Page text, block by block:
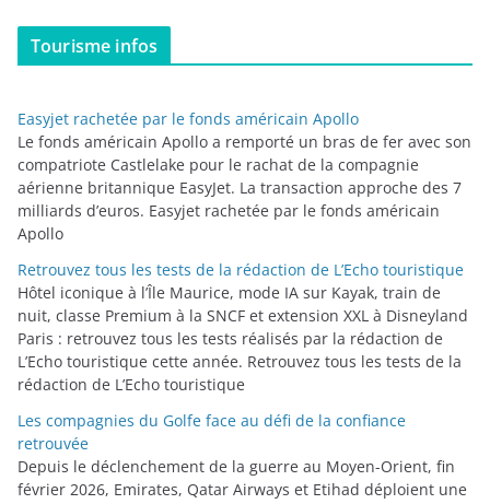
t
r
i
e
s
Tourisme infos
Easyjet rachetée par le fonds américain Apollo
Le fonds américain Apollo a remporté un bras de fer avec son
compatriote Castlelake pour le rachat de la compagnie
aérienne britannique EasyJet. La transaction approche des 7
milliards d’euros. Easyjet rachetée par le fonds américain
Apollo
Retrouvez tous les tests de la rédaction de L’Echo touristique
Hôtel iconique à l’Île Maurice, mode IA sur Kayak, train de
nuit, classe Premium à la SNCF et extension XXL à Disneyland
Paris : retrouvez tous les tests réalisés par la rédaction de
L’Echo touristique cette année. Retrouvez tous les tests de la
rédaction de L’Echo touristique
Les compagnies du Golfe face au défi de la confiance
retrouvée
Depuis le déclenchement de la guerre au Moyen-Orient, fin
février 2026, Emirates, Qatar Airways et Etihad déploient une